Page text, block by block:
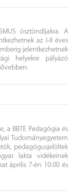
ösztöndíjakra. A
az I-II éves
jelentkezhetnek
helyekre pályázó
a BBTE Pedagógia és
Tudományegyetem
pedagógusjelöltek
lakta vidékeinek
április 7-én 10.00 és